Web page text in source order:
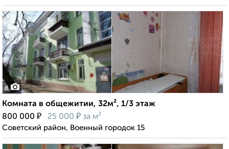
8
Комната в общежитии, 32м², 1/3 этаж
800 000 ₽ 25 000 ₽ за м²
Советский район, Военный городок 15